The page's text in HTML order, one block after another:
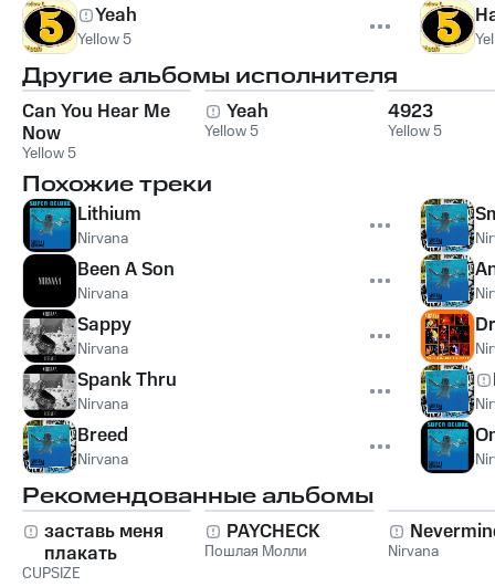
Yeah
Yellow 5
Другие альбомы исполнителя
Can You Hear Me
Now
Yellow 5
Yeah
Yellow 5
4923
Yellow 5
Похожие треки
Lithium
Nirvana
Been A Son
Nirvana
Sappy
Nirvana
Spank Thru
Nirvana
Breed
Nirvana
Рекомендованные альбомы
заставь меня
плакать
CUPSIZE
PAYCHECK
Пошлая Молли Nirvana